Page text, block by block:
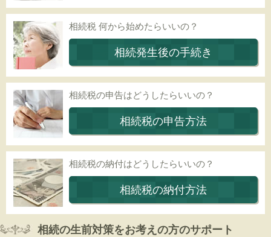
相続税 何から始めたらいいの？
相続発生後の手続き
相続税の申告はどうしたらいいの？
相続税の申告方法
相続税の納付はどうしたらいいの？
相続税の納付方法
相続の生前対策をお考えの方のサポート